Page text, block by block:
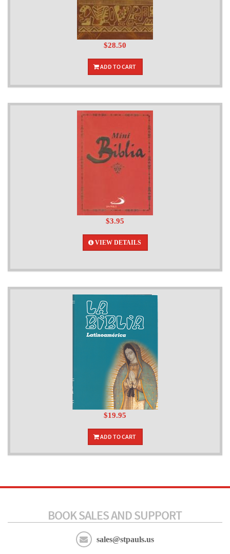
$28.50
ADD TO CART
$3.95
VIEW DETAILS
$19.95
ADD TO CART
BOOK SALES AND SUPPORT
sales@stpauls.us